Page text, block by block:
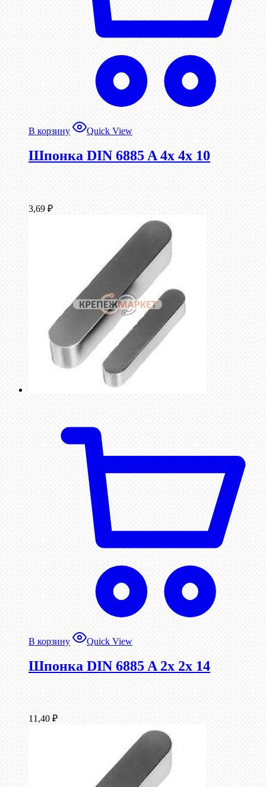
В корзину Quick View
Шпонка DIN 6885 A 4x 4x 10
3,69 ₽
В корзину Quick View
Шпонка DIN 6885 A 2x 2x 14
11,40 ₽